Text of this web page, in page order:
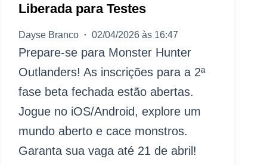
Liberada para Testes
Dayse Branco 02/04/2026 às 16:47
Prepare-se para Monster Hunter
Outlanders! As inscrições para a 2ª
fase beta fechada estão abertas.
Jogue no iOS/Android, explore um
mundo aberto e cace monstros.
Garanta sua vaga até 21 de abril!